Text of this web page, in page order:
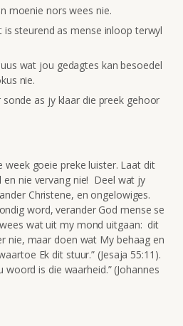
moenie nors wees nie.
is steurend as mense inloop terwyl
wat jou gedagtes kan besoedel
nie.
sonde as jy klaar die preek gehoor
week goeie preke luister. Laat dit
en nie vervang nie! Deel wat jy
Christene, en ongelowiges.
word, verander God mense se
wat uit my mond uitgaan: dit
nie, maar doen wat My behaag en
Ek dit stuur.” (Jesaja 55:11).
woord is die waarheid.” (Johannes